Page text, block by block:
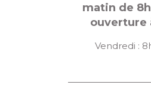
matin de 8h
ouverture
Vendredi :